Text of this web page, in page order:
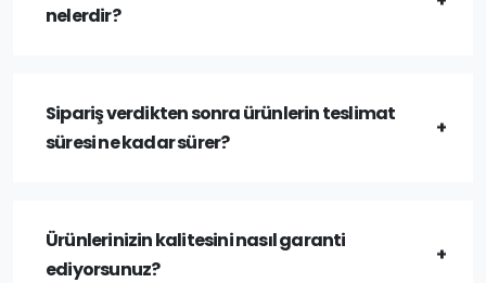
nelerdir?
Sipariş verdikten sonra ürünlerin teslimat
süresi ne kadar sürer?
Ürünlerinizin kalitesini nasıl garanti
ediyorsunuz?